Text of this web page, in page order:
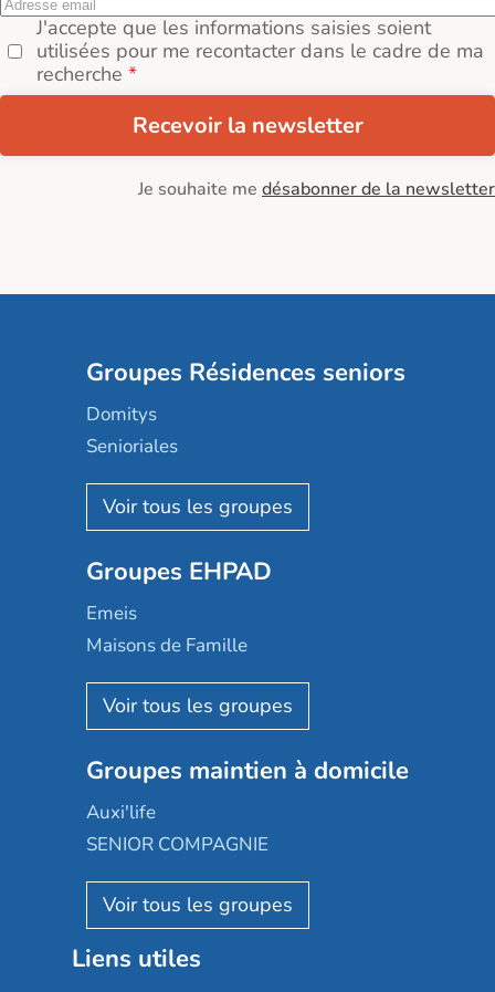
J'accepte que les informations saisies soient
utilisées pour me recontacter dans le cadre de ma
recherche
Recevoir la newsletter
Je souhaite me désabonner de la newsletter
Groupes Résidences seniors
Domitys
Senioriales
Nohée
Les Résidentiels
Mobicap
Domusvi
Happy Senior
Aquarelia
Nexity edenea
Les jardins d'Arcadie
Occitalia
Appartseniors
Reseda
Stella management
Les villages d'or
Groupes EHPAD
Emeis
Maisons de Famille
Korian
Emera
Groupe SOS
Le Noble Âge
Almage
Résidalya
Groupe aplus
Groupes maintien à domicile
Auxi'life
SENIOR COMPAGNIE
AGE D'OR Services
Liens utiles